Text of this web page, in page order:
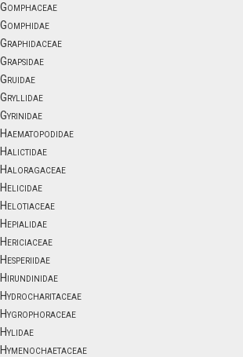
Gomphaceae
Gomphidae
Graphidaceae
Grapsidae
Gruidae
Gryllidae
Gyrinidae
Haematopodidae
Halictidae
Haloragaceae
Helicidae
Helotiaceae
Hepialidae
Hericiaceae
Hesperiidae
Hirundinidae
Hydrocharitaceae
Hygrophoraceae
Hylidae
Hymenochaetaceae